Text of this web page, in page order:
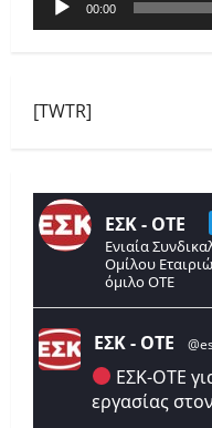
00:00
[TWTR]
ΕΣΚ - ΟΤΕ
Ενιαία
Ομίλου
όμιλο ΟΤΕ
ΕΣΚ - ΟΤΕ
ΕΣΚ-ΟΤΕ
εργασίας